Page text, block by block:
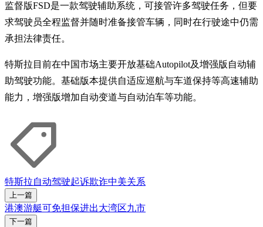
监督版FSD是一款驾驶辅助系统，可接管许多驾驶任务，但要
求驾驶员全程监督并随时准备接管车辆，同时在行驶途中仍需
承担法律责任。
特斯拉目前在中国市场主要开放基础Autopilot及增强版自动辅
助驾驶功能。基础版本提供自适应巡航与车道保持等高速辅助
能力，增强版增加自动变道与自动泊车等功能。
特斯拉自动驾驶起诉欺诈中美关系
上一篇
港澳游艇可免担保进出大湾区九市
下一篇